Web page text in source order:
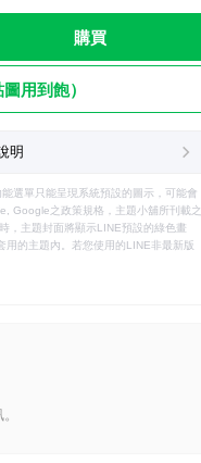
購買
用到飽）
明
選單只能呈現系統預設的圖示，可能會
Google之政策規格，主題小舖所刊載之
，主題封面將顯示LINE預設的綠色畫
用的主題內。若您使用的LINE非最新版